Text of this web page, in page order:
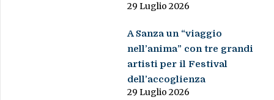
29 Luglio 2026
A Sanza un “viaggio
nell’anima” con tre grandi
artisti per il Festival
dell’accoglienza
29 Luglio 2026